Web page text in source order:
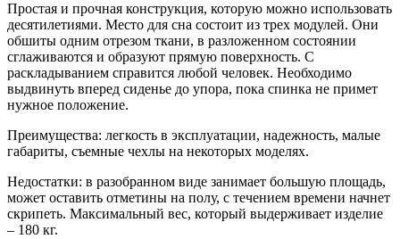
Простая и прочная конструкция, которую можно использовать
десятилетиями. Место для сна состоит из трех модулей. Они
обшиты одним отрезом ткани, в разложенном состоянии
сглаживаются и образуют прямую поверхность. С
раскладыванием справится любой человек. Необходимо
выдвинуть вперед сиденье до упора, пока спинка не примет
нужное положение.
Преимущества: легкость в эксплуатации, надежность, малые
габариты, съемные чехлы на некоторых моделях.
Недостатки: в разобранном виде занимает большую площадь,
может оставить отметины на полу, с течением времени начнет
скрипеть. Максимальный вес, который выдерживает изделие
– 180 кг.